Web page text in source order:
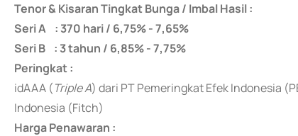
Tenor & Kisaran Tingkat Bunga / Imbal Hasil :
Seri A : 370 hari / 6,75% - 7,65%
Seri B : 3 tahun / 6,85% - 7,75%
Peringkat :
idAAA (Triple A) dari PT Pemeringkat Efek Indonesia
Indonesia (Fitch)
Harga Penawaran :